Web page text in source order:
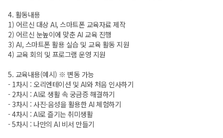
4. 활동내용
1) 어르신 대상 AI, 스마트폰 교육자료 제작
2) 어르신 눈높이에 맞춘 AI 교육 진행
3) AI, 스마트폰 활용 실습 및 교육 활동 지원
4) 교육 회의 및 프로그램 운영 지원
5. 교육내용(예시) ※ 변동 가능
- 1차시 : 오리엔테이션 및 AI와 처음 인사하기
- 2차시 : AI로 생활 속 궁금증 해결하기
- 3차시 : 사진·음성을 활용한 AI 체험하기
- 4차시 : AI로 즐기는 취미생활
- 5차시 : 나만의 AI 비서 만들기